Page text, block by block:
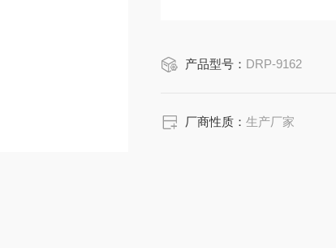
产品型号： DRP-9162
厂商性质：生产厂家